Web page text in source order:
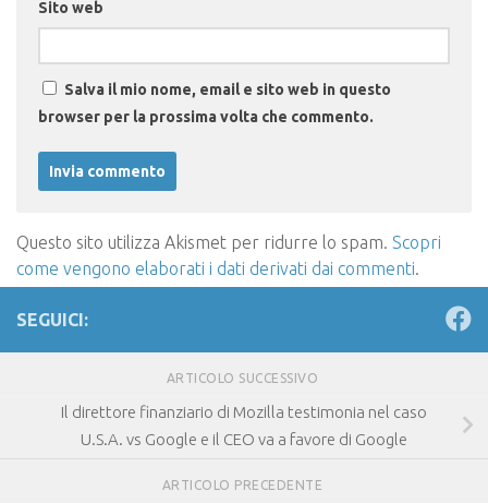
Sito web
Salva il mio nome, email e sito web in questo
browser per la prossima volta che commento.
Questo sito utilizza Akismet per ridurre lo spam. Scopri
come vengono elaborati i dati derivati dai commenti.
SEGUICI:
ARTICOLO SUCCESSIVO
Il direttore finanziario di Mozilla testimonia nel caso
U.S.A. vs Google e il CEO va a favore di Google
ARTICOLO PRECEDENTE